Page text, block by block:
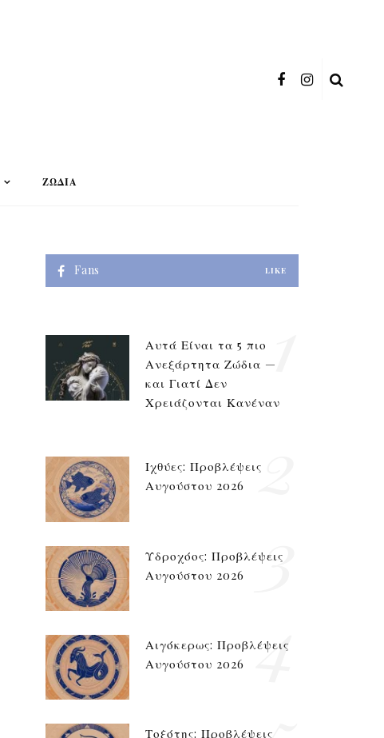
ΖΏΔΙΑ
Fans LIKE
Αυτά Είναι τα 5 πιο
Ανεξάρτητα Ζώδια —
και Γιατί Δεν
Χρειάζονται Κανέναν
1
Ιχθύες: Προβλέψεις
Αυγούστου 2026
2
Υδροχόος: Προβλέψεις
Αυγούστου 2026
3
Αιγόκερως: Προβλέψεις
Αυγούστου 2026
4
Τοξότης: Προβλέψεις